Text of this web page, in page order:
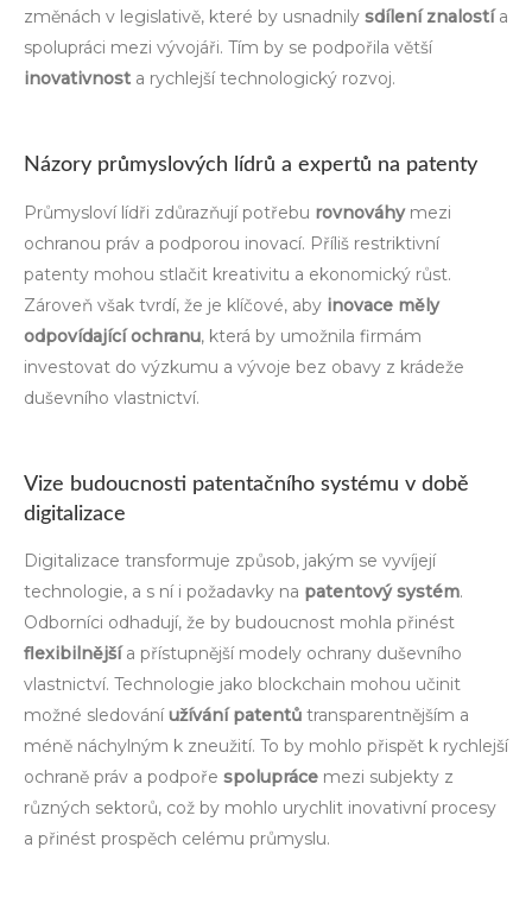
změnách v legislativě, které by usnadnily sdílení znalostía
spolupráci mezi vývojáři. Tím by se podpořila větší
inovativnost a rychlejší technologický rozvoj.
Názory průmyslových lídrů a expertů na patenty
Průmysloví lídři zdůrazňují potřebu rovnováhymezi
ochranou práv a podporou inovací. Příliš restriktivní
patenty mohou stlačit kreativitu a ekonomický růst.
Zároveň však tvrdí, že je klíčové, aby inovace měly
odpovídající ochranu, která by umožnila firmám
investovat do výzkumu a vývoje bez obavy z krádeže
duševního vlastnictví.
Vize budoucnosti patentačního systému v době
digitalizace
Digitalizace transformuje způsob, jakým se vyvíjejí
technologie, a s ní i požadavky na patentový systém.
Odborníci odhadují, že by budoucnost mohla přinést
flexibilnějšía přístupnější modely ochrany duševního
vlastnictví. Technologie jako blockchain mohou učinit
možné sledováníužívání patentů transparentnějším a
méně náchylným k zneužití. To by mohlo přispět k rychlejší
ochraně práv a podpoře spolupráce mezi subjekty z
různých sektorů, což by mohlo urychlit inovativní procesy
a přinést prospěch celému průmyslu.